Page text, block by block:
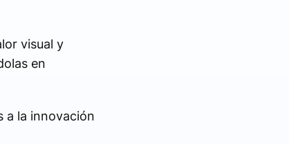
visual y
en
a la innovación